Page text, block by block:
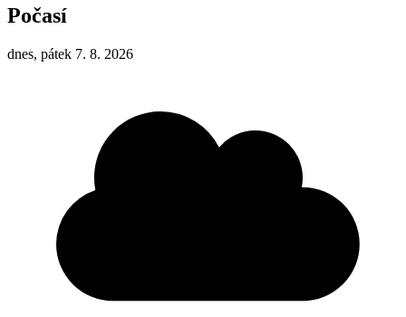
Počasí
dnes, pátek 7. 8. 2026